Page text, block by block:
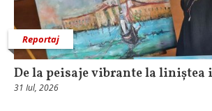
Reportaj
De la peisaje vibrante la liniștea
31 Iul, 2026